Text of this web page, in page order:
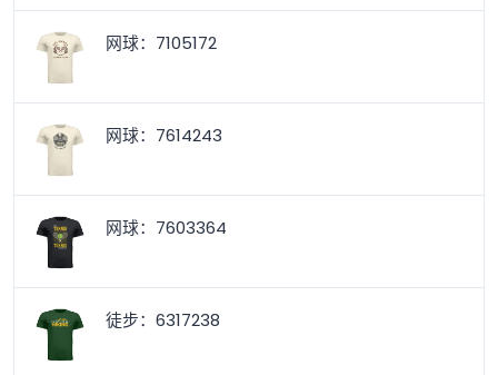
网球：7105172
网球：7614243
网球：7603364
徒步：6317238